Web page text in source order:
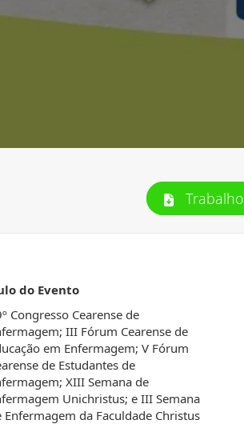
Trabalho
do Evento
Congresso Cearense de
III Fórum Cearense de
em Enfermagem; V Fórum
de Estudantes de
XIII Semana de
Unichristus; e III Semana
Enfermagem da Faculdade Christus